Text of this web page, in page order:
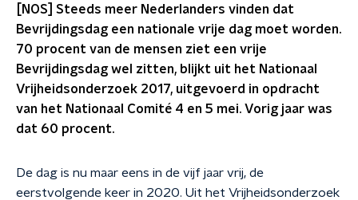
[NOS] Steeds meer Nederlanders vinden dat
Bevrijdingsdag een nationale vrije dag moet worden.
70 procent van de mensen ziet een vrije
Bevrijdingsdag wel zitten, blijkt uit het Nationaal
Vrijheidsonderzoek 2017, uitgevoerd in opdracht
van het Nationaal Comité 4 en 5 mei. Vorig jaar was
dat 60 procent.
De dag is nu maar eens in de vijf jaar vrij, de
eerstvolgende keer in 2020. Uit het Vrijheidsonderzoek